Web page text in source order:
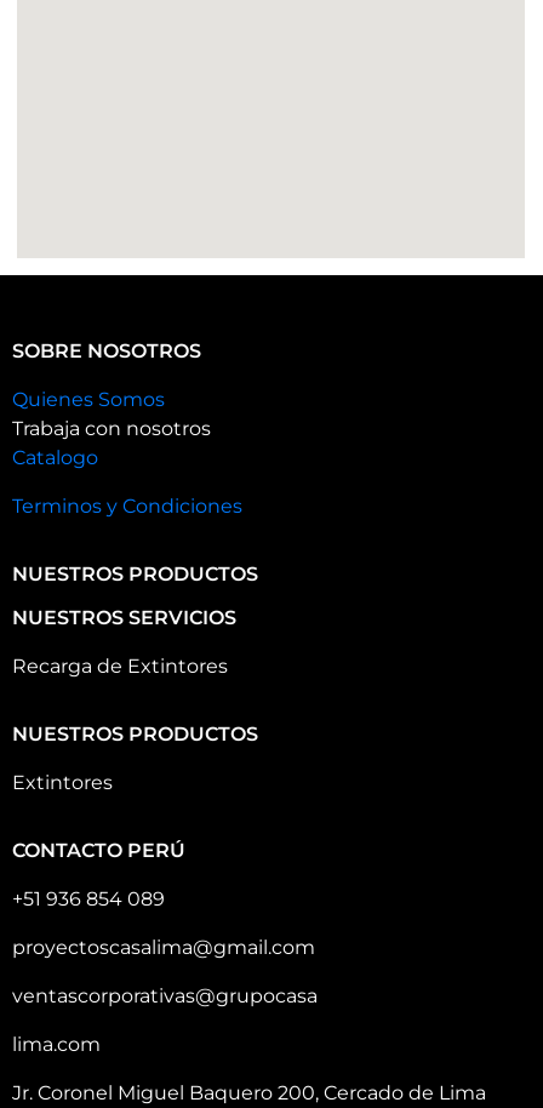
SOBRE NOSOTROS
Quienes Somos
Trabaja con nosotros
Catalogo
Terminos y Condiciones
NUESTROS PRODUCTOS
NUESTROS SERVICIOS
Recarga de Extintores
NUESTROS PRODUCTOS
Extintores
CONTACTO PERÚ
+51 936 854 089
proyectoscasalima@gmail.com
ventascorporativas@grupocasa
lima.com
Jr. Coronel Miguel Baquero 200, Cercado de Lima